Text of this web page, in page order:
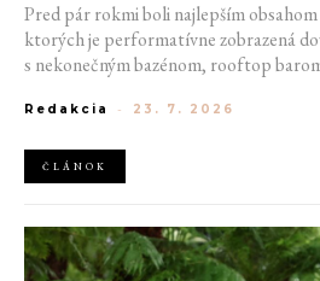
Pred pár rokmi boli najlepším
ktorých je performatívne zobrazená
s nekonečným bazénom, rooftop
Jizerských horách. Ranné kúpanie v
kamarátmi pri ohni.
Redakcia - 23. 7. 2026
ČLÁNOK